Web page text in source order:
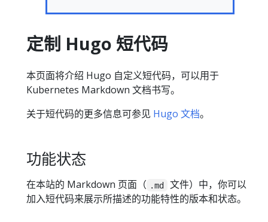
定制 Hugo 短代码
本页面将介绍 Hugo 自定义短代码，可以用于
Kubernetes Markdown 文档书写。
关于短代码的更多信息可参见 Hugo 文档。
功能状态
在本站的 Markdown 页面（ .md
文件）中，你可以
加入短代码来展示所描述的功能特性的版本和状态。